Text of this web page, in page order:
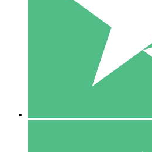
1 Téléchargement
10 00